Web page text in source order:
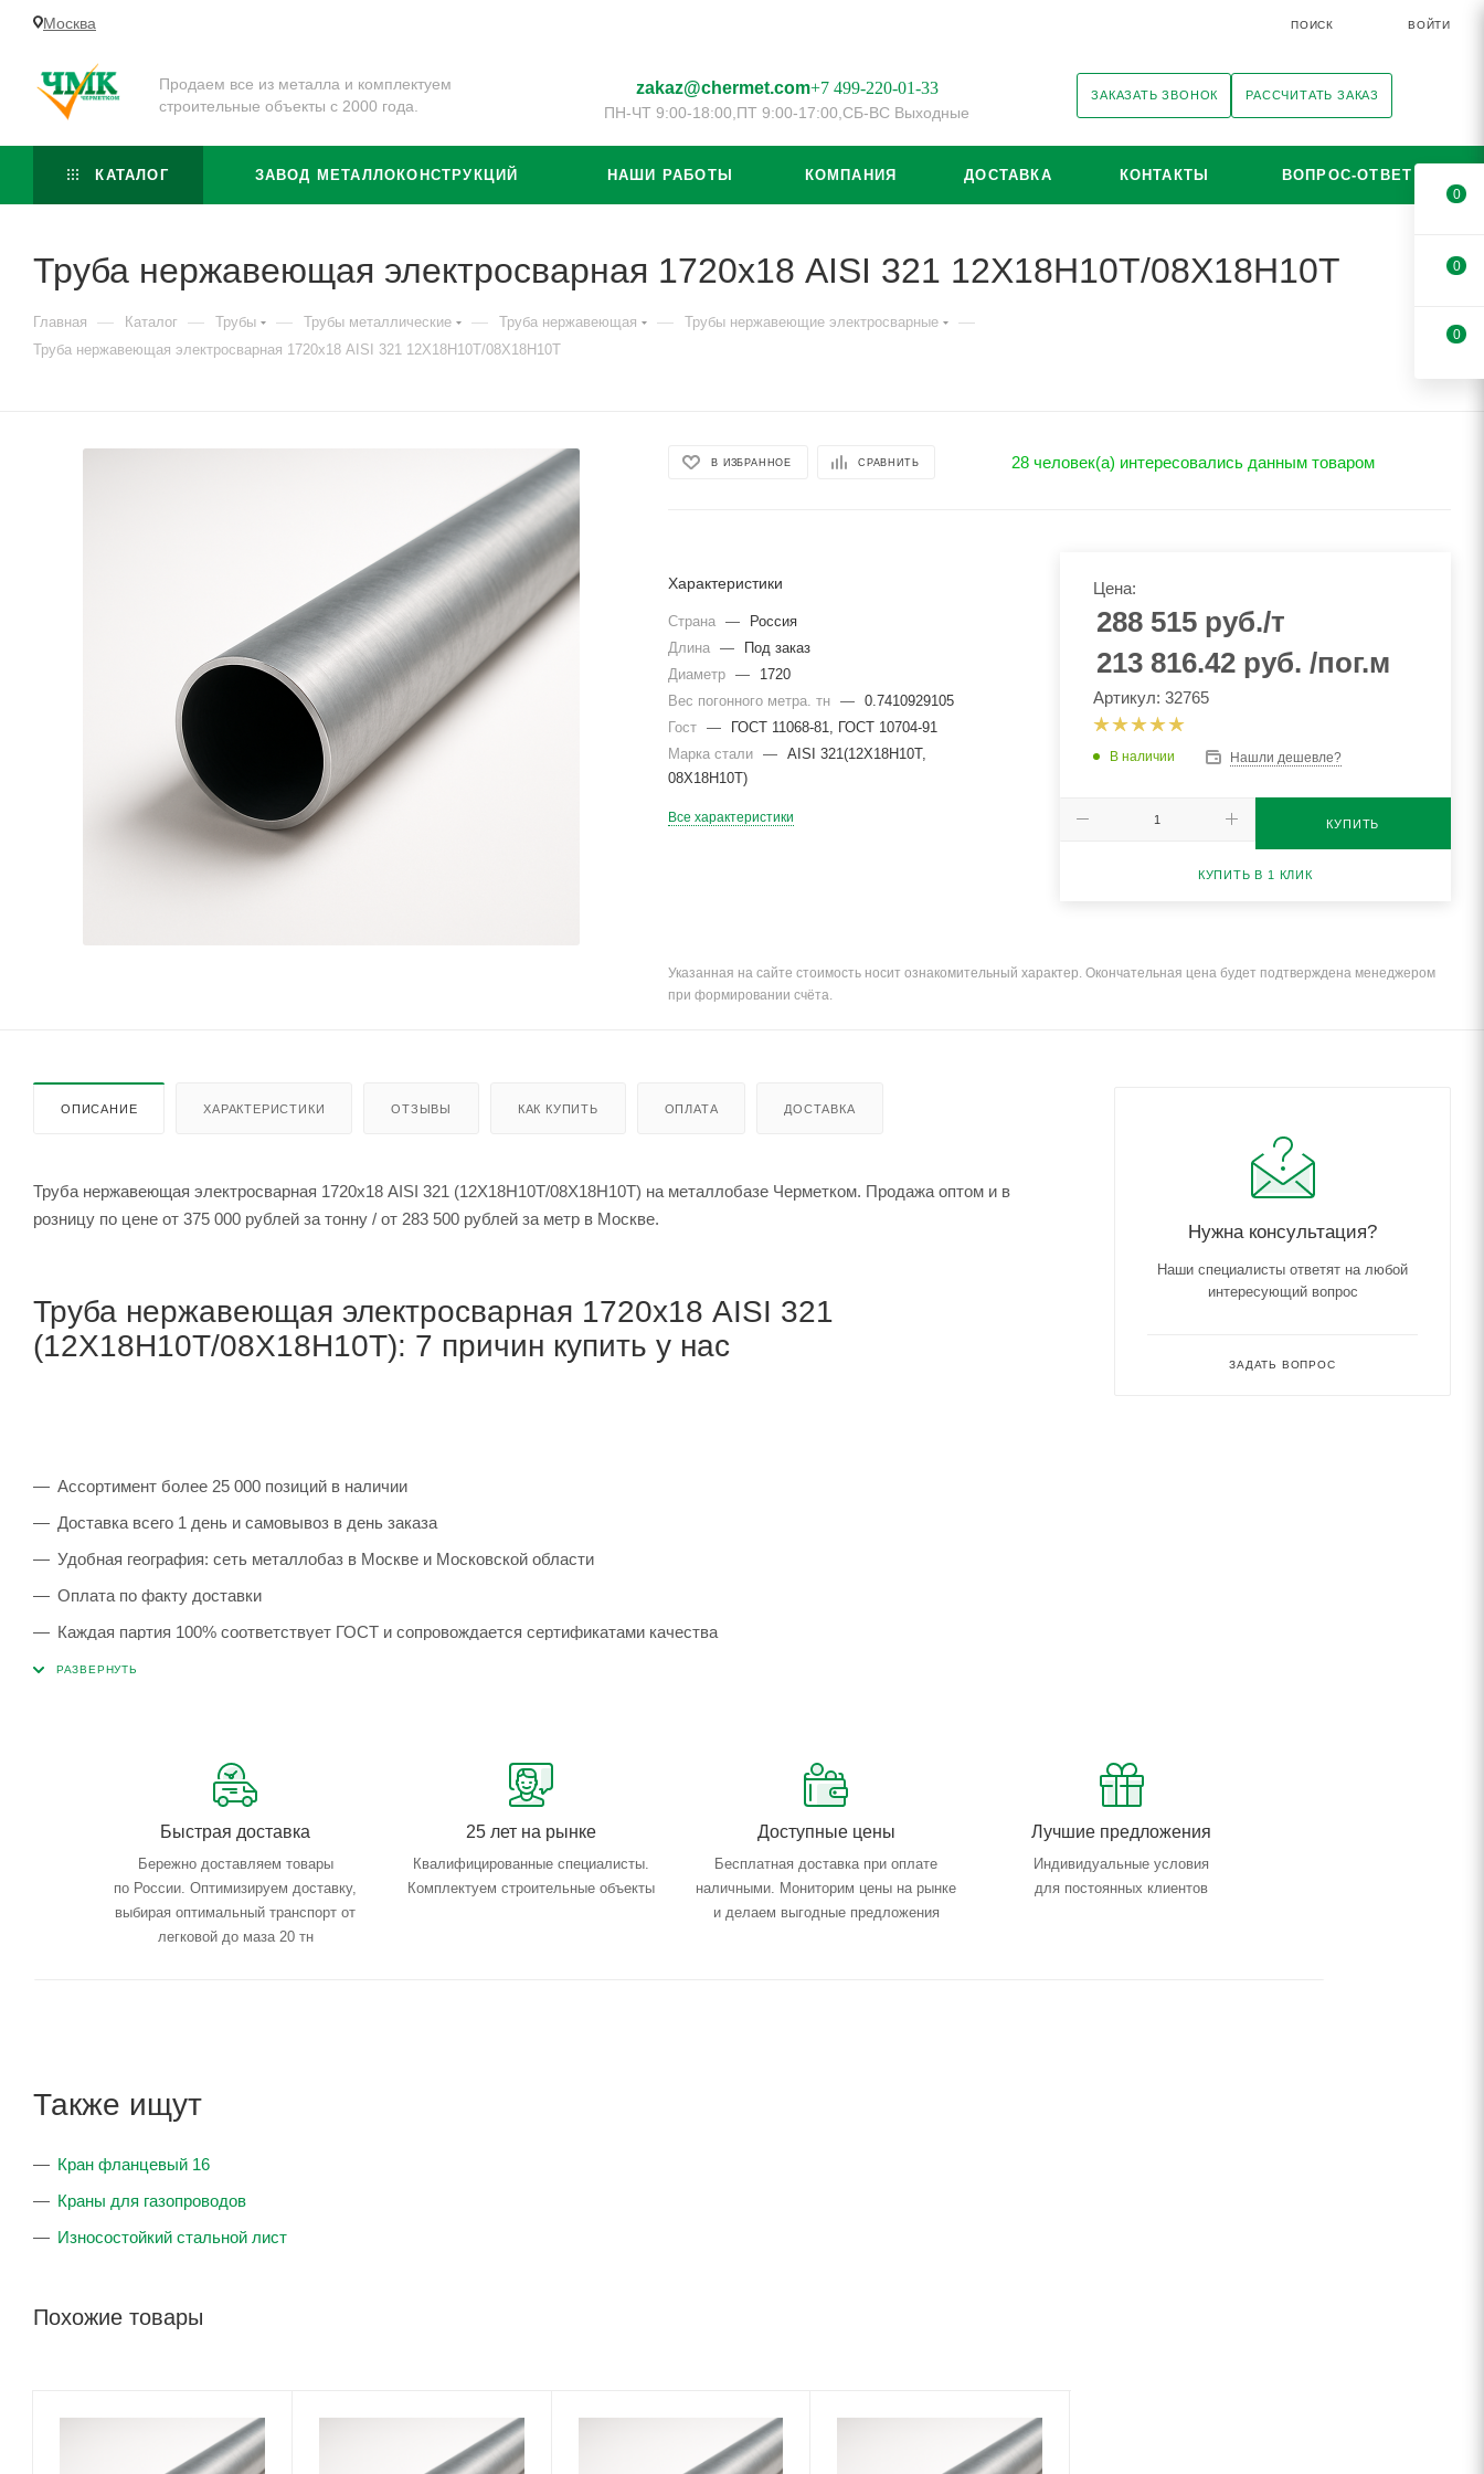
Москва ПОИСК ВОЙТИ
Продаем все из металла и комплектуем
строительные объекты с 2000 года.
zakaz@chermet.com+7 499-220-01-33
ПН-ЧТ 9:00-18:00, ПТ 9:00-17:00, СБ-ВС Выходные
ЗАКАЗАТЬ ЗВОНОК РАССЧИТАТЬ ЗАКАЗ
КАТАЛОГ ЗАВОД МЕТАЛЛОКОНСТРУКЦИЙ НАШИ РАБОТЫ КОМПАНИЯ ДОСТАВКА КОНТАКТЫ ВОПРОС-ОТВЕТ
Труба нержавеющая электросварная 1720х18 AISI 321 12Х18Н10Т/08Х18Н10Т
Главная — Каталог — Трубы — Трубы металлические — Труба нержавеющая — Трубы нержавеющие электросварные —
Труба нержавеющая электросварная 1720х18 AISI 321 12Х18Н10Т/08Х18Н10Т
В ИЗБРАННОЕ СРАВНИТЬ 28 человек(а) интересовались данным товаром
Характеристики
Страна —
Россия
Длина
—
Под заказ
Диаметр
—
1720
Вес погонного метра. тн
—
0.7410929105
Гост
—
ГОСТ 11068-81, ГОСТ 10704-91
Марка стали
—
AISI 321(12Х18Н10Т,
08Х18Н10Т)
Все характеристики
Цена:
288 515руб./т
213 816.42 руб. /пог.м
Артикул: 32765
В наличии Нашли дешевле?
КУПИТЬ
КУПИТЬ В 1 КЛИК
Указанная на сайте стоимость носит ознакомительный характер. Окончательная цена будет подтверждена менеджером
при формировании счёта.
ОПИСАНИЕ ХАРАКТЕРИСТИКИ ОТЗЫВЫ КАК КУПИТЬ ОПЛАТА ДОСТАВКА
Труба нержавеющая электросварная 1720х18 AISI 321 (12Х18Н10Т/08Х18Н10Т) на металлобазе Черметком. Продажа оптом и в
розницу по цене от 375 000 рублей за тонну / от 283 500 рублей за метр в Москве.
Труба нержавеющая электросварная 1720х18 AISI 321
(12Х18Н10Т/08Х18Н10Т): 7 причин купить у нас
Ассортимент более 25 000 позиций в наличии
Доставка всего 1 день и самовывоз в день заказа
Удобная география: сеть металлобаз в Москве и Московской области
Оплата по факту доставки
Каждая партия 100% соответствует ГОСТ и сопровождается сертификатами качества
Сервисные услуги: резка, гибка, металлообработка
Быстрая доставка
Бережно доставляем товары
по России. Оптимизируем доставку,
выбирая оптимальный транспорт от
легковой до маза 20 тн
25 лет на рынке
Квалифицированные специалисты.
Комплектуем строительные объекты
Доступные цены
Бесплатная доставка при оплате
наличными. Мониторим цены на рынке
и делаем выгодные предложения
Лучшие предложения
Индивидуальные условия
для постоянных клиентов
Также ищут
Кран фланцевый 16
Краны для газопроводов
Износостойкий стальной лист
Похожие товары
Нужна консультация?
Наши специалисты ответят на любой
интересующий вопрос
ЗАДАТЬ ВОПРОС
0
0
0